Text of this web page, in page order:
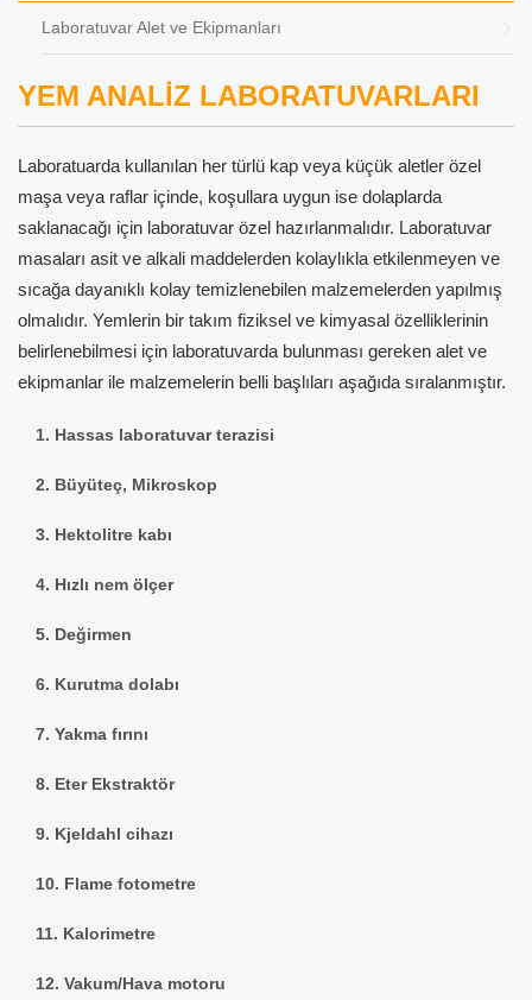
Laboratuvar Alet ve Ekipmanları
YEM ANALİZ LABORATUVARLARI
Laboratuarda kullanılan her türlü kap veya küçük aletler özel
maşa veya raflar içinde, koşullara uygun ise dolaplarda
saklanacağı için laboratuvar özel hazırlanmalıdır. Laboratuvar
masaları asit ve alkali maddelerden kolaylıkla etkilenmeyen ve
sıcağa dayanıklı kolay temizlenebilen malzemelerden yapılmış
olmalıdır. Yemlerin bir takım fiziksel ve kimyasal özelliklerinin
belirlenebilmesi için laboratuvarda bulunması gereken alet ve
ekipmanlar ile malzemelerin belli başlıları aşağıda sıralanmıştır.
1. Hassas laboratuvar terazisi
2. Büyüteç, Mikroskop
3. Hektolitre kabı
4. Hızlı nem ölçer
5. Değirmen
6. Kurutma dolabı
7. Yakma fırını
8. Eter Ekstraktör
9. Kjeldahl cihazı
10. Flame fotometre
11. Kalorimetre
12. Vakum/Hava motoru